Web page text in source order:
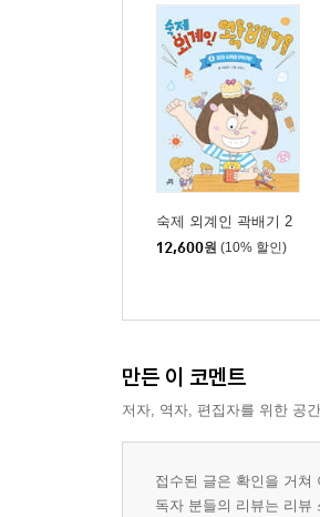
숙제 외계인 곽배기 2
12,600원 (10% 할인)
만든 이 코멘트
저자, 역자, 편집자를 위한 공
접수된 글은 확인을 거쳐
독자 분들의 리뷰는 리뷰